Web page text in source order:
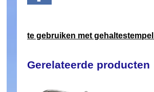
te gebruiken met
Gerelateerde producten